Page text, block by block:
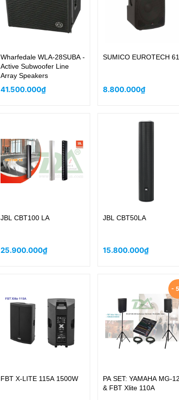
Wharfedale WLA-28SUBA -
Active Subwoofer Line
Array Speakers
41.500.000₫
SUMICO EUROTECH
8.800.000₫
JBL CBT100 LA
25.900.000₫
JBL CBT50LA
15.800.000₫
FBT X-LITE 115A 1500W
-
PA SET: YAMAHA MG-
& FBT Xlite 110A